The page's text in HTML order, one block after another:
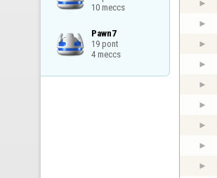
10 meccs
Pawn7
19 pont
4 meccs